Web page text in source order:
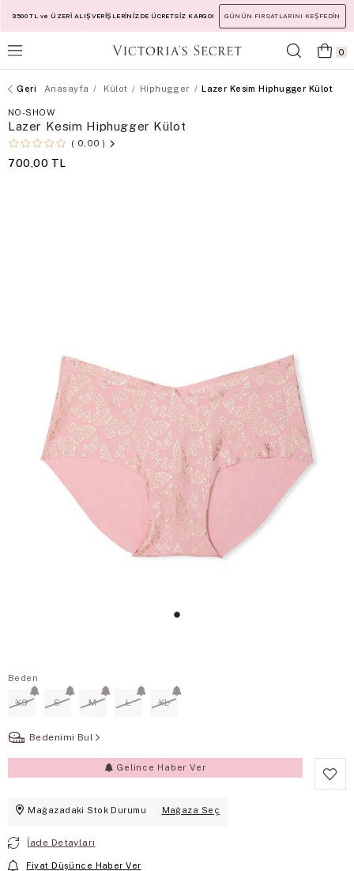
3500 TL ve ÜZERİ ALIŞVERİŞLERİNİZDE ÜCRETSİZ KARGO! GÜNÜN FIRSATLARINI KEŞFEDİN
0
Anasayfa Külot Hiphugger Lazer Kesim Hiphugger Külot
NO-SHOW
Lazer Kesim Hiphugger Külot
0,00
700,00 TL
Beden
XS S M L XL
Bedenimi Bul
Gelince Haber Ver
Mağazadaki Stok Durumu Mağaza Seç
İade Detayları
Fiyat Düşünce Haber Ver